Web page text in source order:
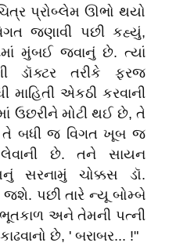
પ્રોબ્લેમ ઊભો થયો
જણાવી પછી કહ્યું,
મુંબઈ જવાનું છે. ત્યાં
ડૉક્ટર તરીકે ફરજ
માહિતી એકઠી કરવાની
ઉછરીને મોટી થઈ છે, તે
તે બધી જ વિગત ખૂબ જ
છે. તને સાયન
સરનામું ચોક્કસ ડૉ.
જશે. પછી તારે ન્યૂ બોમ્બે
અને તેમની પત્ની
છે, ' બરાબર... !"